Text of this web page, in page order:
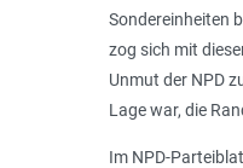
Sondereinheiten
zog sich mit
Unmut der NPD
Lage war, die
Im NPD-